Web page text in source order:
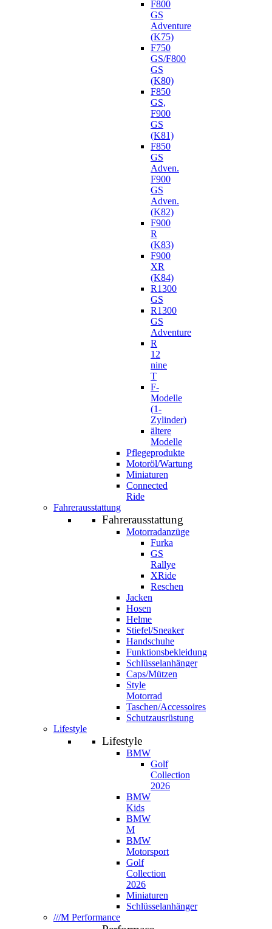
F800
GS
Adventure
(K75)
F750
GS/F800
GS
(K80)
F850
GS,
F900
GS
(K81)
F850
GS
Adven.
F900
GS
Adven.
(K82)
F900
R
(K83)
F900
XR
(K84)
R1300
GS
R1300
GS
Adventure
R
12
nine
T
F-
Modelle
(1-
Zylinder)
ältere
Modelle
Pflegeprodukte
Motoröl/Wartung
Miniaturen
Connected
Ride
Fahrerausstattung
Fahrerausstattung
Motorradanzüge
Furka
GS
Rallye
XRide
Reschen
Jacken
Hosen
Helme
Stiefel/Sneaker
Handschuhe
Funktionsbekleidung
Schlüsselanhänger
Caps/Mützen
Style
Motorrad
Taschen/Accessoires
Schutzausrüstung
Lifestyle
Lifestyle
BMW
Golf
Collection
2026
BMW
Kids
BMW
M
BMW
Motorsport
Golf
Collection
2026
Miniaturen
Schlüsselanhänger
///M Performance